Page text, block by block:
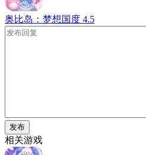
奥比岛：梦想国度 4.5
发布
相关游戏